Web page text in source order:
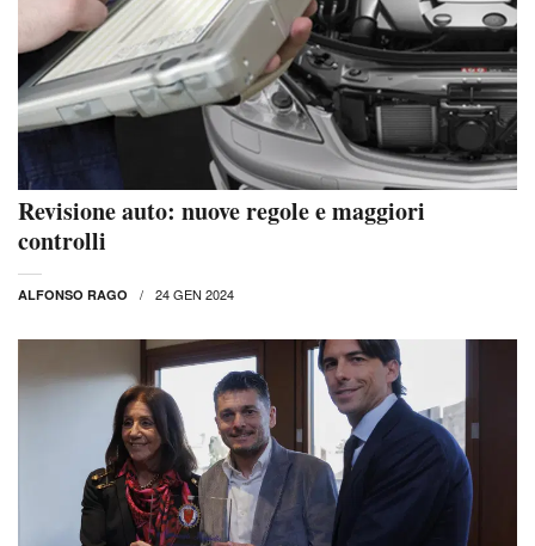
Revisione auto: nuove regole e maggiori
controlli
ALFONSO RAGO 24 GEN 2024